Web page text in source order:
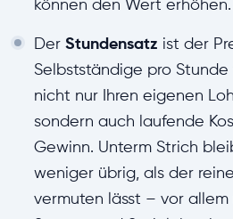
können den Wert erhöhen.
Der Stundensatz ist der
Selbstständige pro Stunde
nicht nur Ihren eigenen
sondern auch laufende
Gewinn. Unterm Strich
weniger übrig, als der
vermuten lässt – vor allem